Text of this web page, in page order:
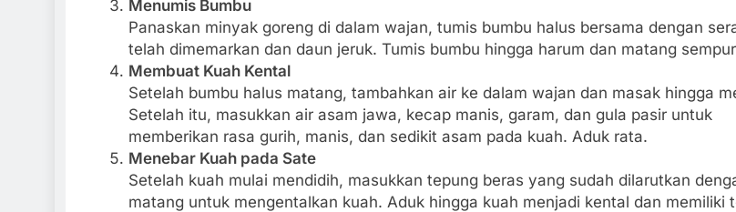
Menumis Bumbu
Panaskan minyak goreng di dalam wajan, tumis bumbu halus bersama dengan
telah dimemarkan dan daun jeruk. Tumis bumbu hingga harum dan matang
Membuat Kuah Kental
Setelah bumbu halus matang, tambahkan air ke dalam wajan dan masak hingga
Setelah itu, masukkan air asam jawa, kecap manis, garam, dan gula pasir untuk
memberikan rasa gurih, manis, dan sedikit asam pada kuah. Aduk rata.
Menebar Kuah pada Sate
Setelah kuah mulai mendidih, masukkan tepung beras yang sudah dilarutkan
matang untuk mengentalkan kuah. Aduk hingga kuah menjadi kental dan memiliki